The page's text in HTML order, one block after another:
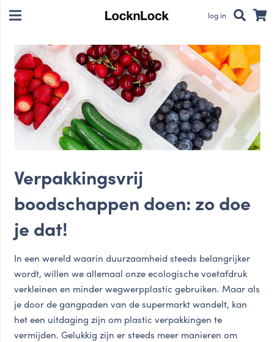
log in
Verpakkingsvrij
boodschappen doen: zo doe
je dat!
In een wereld waarin duurzaamheid steeds belangrijker
wordt, willen we allemaal onze ecologische voetafdruk
verkleinen en minder wegwerpplastic gebruiken. Maar als
je door de gangpaden van de supermarkt wandelt, kan
het een uitdaging zijn om plastic verpakkingen te
vermijden. Gelukkig zijn er steeds meer manieren om